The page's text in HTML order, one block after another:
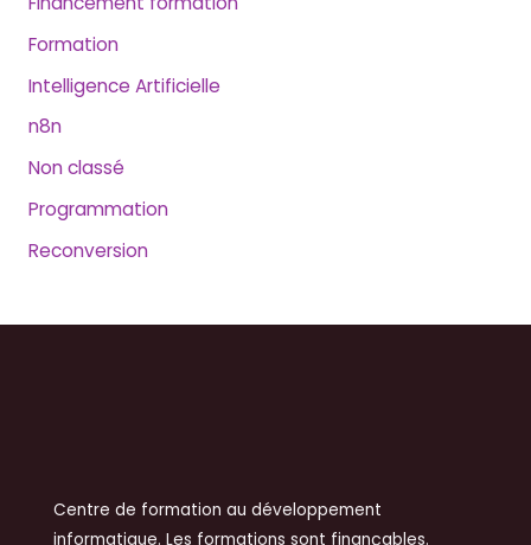
Formation
Intelligence Artificielle
n8n
Non classé
Programmation
Reconversion
Centre de formation au développement
informatique. Les formations sont finançables.